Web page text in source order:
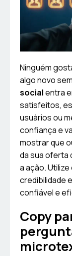
Ninguém
algo novo
socialentra
satisfeitos,
usuários ou
confiança e
mostrar que
da sua oferta
a ação.
credibilidade
confiável e
Copy